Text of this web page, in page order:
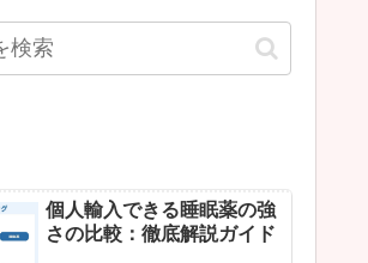
個人輸入できる睡眠薬の強
さの比較：徹底解説ガイド